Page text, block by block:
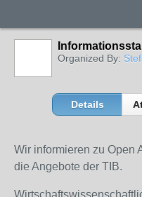
Organized By:
Details
Wir informieren zu Open
die Angebote der TIB.